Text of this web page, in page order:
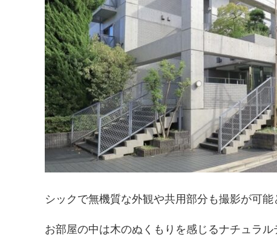
シックで無機質な外観や共用部分も撮影が可
お部屋の中は木のぬくもりを感じるナチュラ